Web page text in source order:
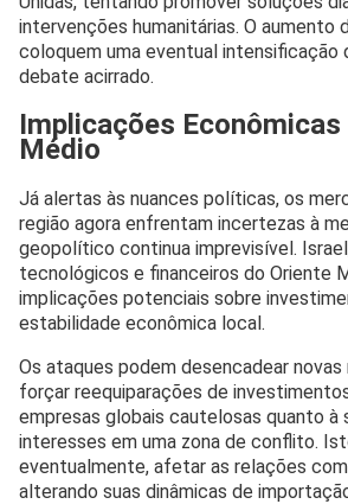
intervenções humanitárias. O aumento
coloquem uma eventual intensificação
debate acirrado.
Implicações Econômicas
Médio
Já alertas às nuances políticas, os
região agora enfrentam incertezas à
geopolítico continua imprevisível.
tecnológicos e financeiros do Oriente
implicações potenciais sobre
estabilidade econômica local.
Os ataques podem desencadear
forçar reequiparações de
empresas globais cautelosas quanto à
interesses em uma zona de conflito.
eventualmente, afetar as relações
alterando suas dinâmicas de